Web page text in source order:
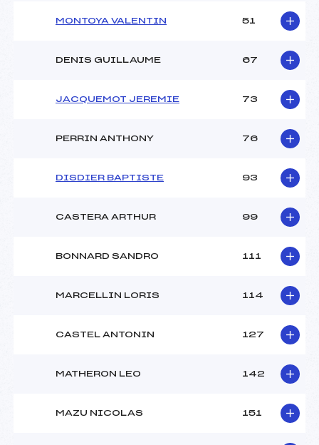
MONTOYA VALENTIN 51
DENIS GUILLAUME 67
JACQUEMOT JEREMIE 73
PERRIN ANTHONY 76
DISDIER BAPTISTE 93
CASTERA ARTHUR 99
BONNARD SANDRO 111
MARCELLIN LORIS 114
CASTEL ANTONIN 127
MATHERON LEO 142
MAZU NICOLAS 151